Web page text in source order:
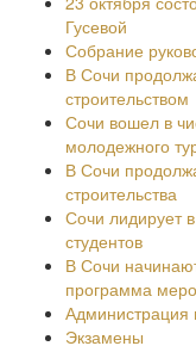
Гусевой
Собрание
В Сочи
строительством
Сочи вошел в
молодежного
В Сочи
строительства
Сочи лидирует
студентов
В Сочи
программа
Администрация
Экзамены